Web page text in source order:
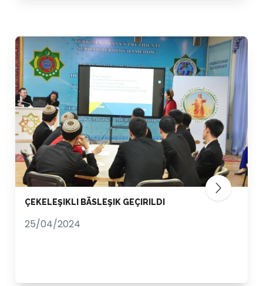
ÇEKELEŞIKLI BÄSLEŞIK GEÇIRILDI
25/04/2024